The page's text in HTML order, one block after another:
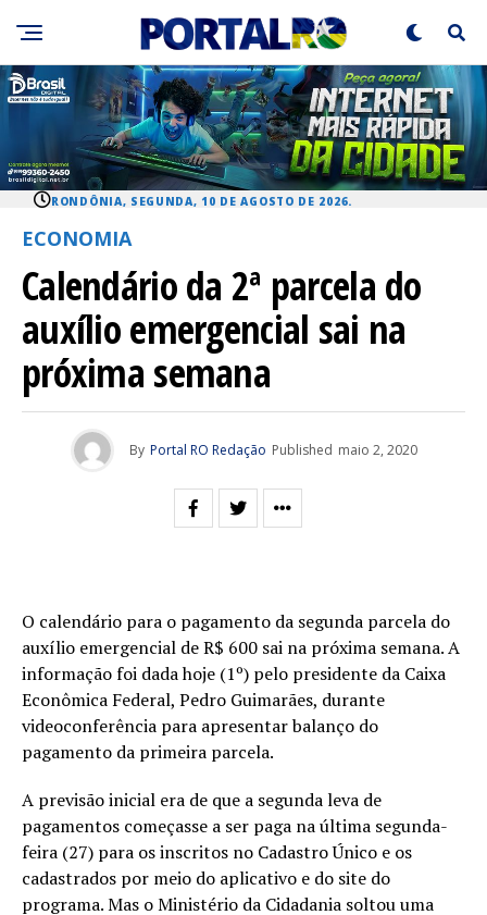
RONDÔNIA, SEGUNDA, 10 DE AGOSTO DE 2026.
ECONOMIA
Calendário da 2ª parcela do
auxílio emergencial sai na
próxima semana
By Portal RO Redação Published maio 2, 2020
O calendário para o pagamento da segunda parcela do
auxílio emergencial de R$ 600 sai na próxima semana. A
informação foi dada hoje (1º) pelo presidente da Caixa
Econômica Federal, Pedro Guimarães, durante
videoconferência para apresentar balanço do
pagamento da primeira parcela.
A previsão inicial era de que a segunda leva de
pagamentos começasse a ser paga na última segunda-
feira (27) para os inscritos no Cadastro Único e os
cadastrados por meio do aplicativo e do site do
programa. Mas o Ministério da Cidadania soltou uma